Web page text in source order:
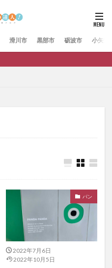
滑川市 黒部市 砺波市 小矢部
パン
2022年7月6日
2022年10月5日